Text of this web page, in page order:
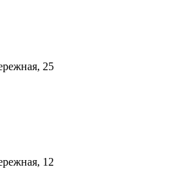
25
12